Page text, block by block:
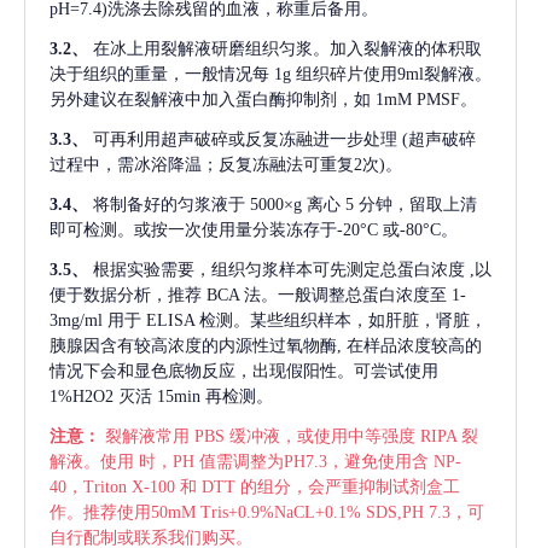
pH=7.4)洗涤去除残留的血液，称重后备用。
3.2、
在冰上用裂解液研磨组织匀浆。加入裂解液的体积取
决于组织的重量，一般情况每 1g 组织碎片使用9ml裂解液。
另外建议在裂解液中加入蛋白酶抑制剂，如 1mM PMSF。
3.3、 可再利用超声破碎或反复冻融进一步处理 (超声破碎
过程中，需冰浴降温；反复冻融法可重复2次)。
3.4、 将制备好的匀浆液于 5000×g 离心 5 分钟，留取上清
即可检测。或按一次使用量分装冻存于-20°C 或-80°C。
3.5、 根据实验需要，组织匀浆样本可先测定总蛋白浓度
,以
便于数据分析，推荐 BCA 法。一般调整总蛋白浓度至 1-
3mg/ml 用于 ELISA 检测。某些组织样本，如肝脏，肾脏，
胰腺因含有较高浓度的内源性过氧物酶, 在样品浓度较高的
情况下会和显色底物反应，出现假阳性。可尝试使用
1%H2O2 灭活 15min 再检测。
注意： 裂解液常用 PBS 缓冲液，或使用中等强度 RIPA 裂
解液。使用 时，PH 值需调整为PH7.3，避免使用含 NP-
40，Triton X-100 和 DTT 的组分，会严重抑制试剂盒工
作。推荐使用50mM Tris+0.9%NaCL+0.1% SDS,PH 7.3，可
自行配制或联系我们购买。